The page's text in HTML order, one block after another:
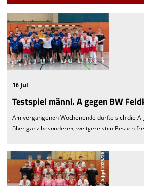
16 Jul
Testspiel männl. A gegen BW
Am vergangenen Wochenende durfte sich die A-
über ganz besonderen, weitgereisten Besuch